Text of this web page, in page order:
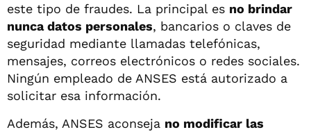
este tipo de fraudes. La principal es no brindar
nunca datos personales, bancarios o claves de
seguridad mediante llamadas telefónicas,
mensajes, correos electrónicos o redes sociales.
Ningún empleado de ANSES está autorizado a
solicitar esa información.
Además, ANSES aconseja no modificar las